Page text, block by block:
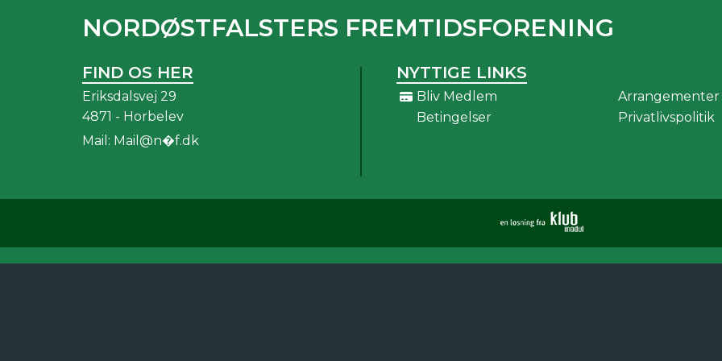
NORDØSTFALSTERS FREMTIDSFORENING
FIND OS HER
Eriksdalsvej 29
4871 - Horbelev
Mail: Mail@n�f.dk
NYTTIGE LINKS
Bliv Medlem Arrangementer
Betingelser
Privatlivspolitik